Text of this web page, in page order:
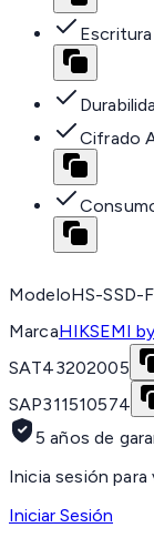
Cifrado
ModeloHS-SSD-
MarcaHIKSEMI
SAT43202005
SAP311510574
5 años de
Inicia sesión
Iniciar Sesión